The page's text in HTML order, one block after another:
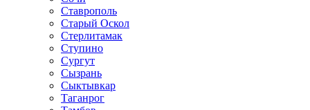
Ставрополь
Старый Оскол
Стерлитамак
Ступино
Сургут
Сызрань
Сыктывкар
Таганрог